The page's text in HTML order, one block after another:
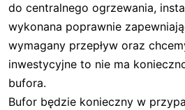
do centralnego ogrzewania,
wykonana poprawnie
wymagany przepływ oraz
inwestycyjne to nie ma
bufora.
Bufor będzie konieczny w